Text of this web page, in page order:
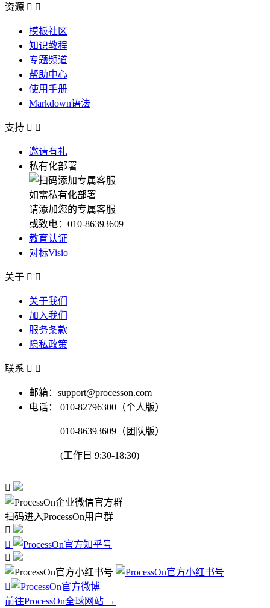
资源  
模板社区
知识教程
专题频道
帮助中心
使用手册
Markdown语法
支持  
邀请有礼
私有化部署
如需私有化部署
请添加您的专属客服
或致电：010-86393609
教育认证
对标Visio
关于  
关于我们
加入我们
服务条款
隐私政策
联系  
邮箱：support@processon.com
电话：
010-82796300（个人版）
010-86393609（团队版）
(工作日 9:30-18:30)

扫码进入ProcessOn用户群




前往ProcessOn全球网站 →